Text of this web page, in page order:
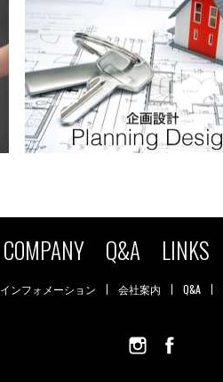
COMPANY Q&A LINKS
インフォメーション 会社案内 Q&A